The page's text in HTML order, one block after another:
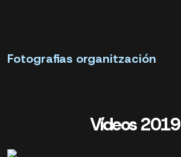
Fotografias organitzación
Vídeos 2019